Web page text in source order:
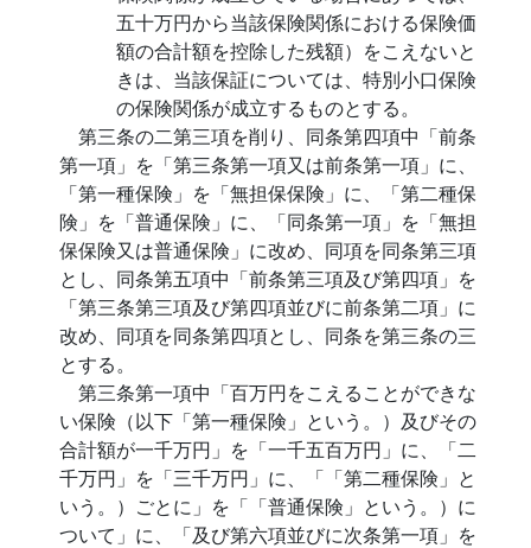
五十万円から当該保険関係における保険価
額の合計額を控除した残額）をこえないと
きは、当該保証については、特別小口保険
の保険関係が成立するものとする。
第三条の二第三項を削り、同条第四項中「前条
第一項」を「第三条第一項又は前条第一項」に、
「第一種保険」を「無担保保険」に、「第二種保
険」を「普通保険」に、「同条第一項」を「無担
保保険又は普通保険」に改め、同項を同条第三項
とし、同条第五項中「前条第三項及び第四項」を
「第三条第三項及び第四項並びに前条第二項」に
改め、同項を同条第四項とし、同条を第三条の三
とする。
第三条第一項中「百万円をこえることができな
い保険（以下「第一種保険」という。）及びその
合計額が一千万円」を「一千五百万円」に、「二
千万円」を「三千万円」に、「「第二種保険」と
いう。）ごとに」を「「普通保険」という。）に
ついて」に、「及び第六項並びに次条第一項」を